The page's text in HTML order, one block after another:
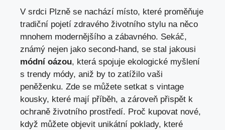
V srdci Plzně se nachází místo, které proměňuje
tradiční pojetí zdravého životního stylu na něco
mnohem modernějšího a zábavného. Sekáč,
známý nejen jako second-hand, se stal jakousi
módní oázou, která spojuje ekologické myšlení
s trendy módy, aniž by to zatížilo vaši
peněženku. Zde se můžete setkat s vintage
kousky, které mají příběh, a zároveň přispět k
ochraně životního prostředí. Proč kupovat nové,
když můžete objevit unikátní poklady, které